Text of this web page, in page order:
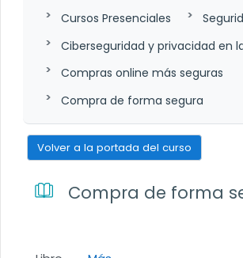
Cursos Presenciales
Ciberseguridad y privacidad en
Compras online más seguras
Compra de forma segura
Volver a la portada del curso
Compra de forma